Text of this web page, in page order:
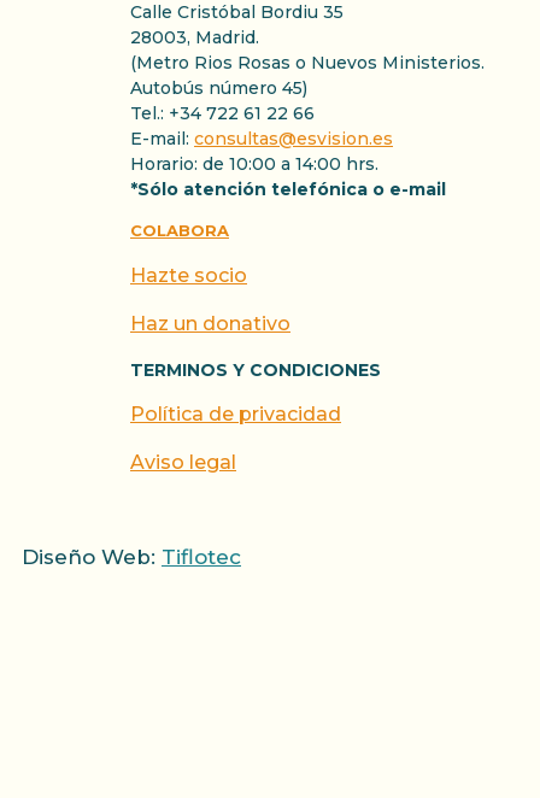
Calle Cristóbal Bordiu 35
28003, Madrid.
(Metro Rios Rosas o Nuevos Ministerios.
Autobús número 45)
Tel.: +34 722 61 22 66
E-mail: consultas@esvision.es
Horario: de 10:00 a 14:00 hrs.
*Sólo atención telefónica o e-mail
COLABORA
Hazte socio
Haz un donativo
TERMINOS Y CONDICIONES
Política de privacidad
Aviso legal
Diseño Web: Tiflotec